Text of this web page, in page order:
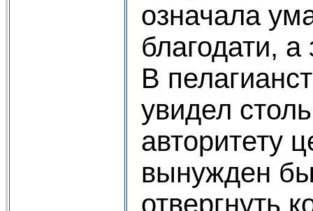
означала
благодати, а
В
увидел
авторитету
вынужден
отвергнуть